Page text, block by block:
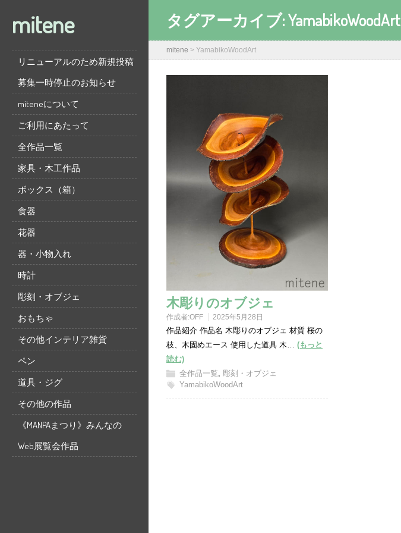
mitene
リニューアルのため新規投稿
募集一時停止のお知らせ
miteneについて
ご利用にあたって
全作品一覧
家具・木工作品
ボックス（箱）
食器
花器
器・小物入れ
時計
彫刻・オブジェ
おもちゃ
その他インテリア雑貨
ペン
道具・ジグ
その他の作品
《MANPAまつり》みんなの
Web展覧会作品
タグアーカイブ:YamabikoWoodArt
mitene > YamabikoWoodArt
木彫りのオブジェ
作成者:OFF 2025年5月28日
作品紹介 作品名 木彫りのオブジェ 材質 桜の
枝、木固めエース 使用した道具 木… (もっと
読む)
全作品一覧
彫刻・オブジェ
YamabikoWoodArt